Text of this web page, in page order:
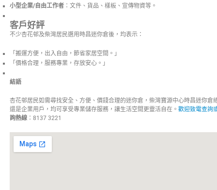
小型企業/自由工作者 ：文件、貨品、樣板、宣傳物資等。
客戶好評
不少杏花邨及柴灣居民選用時昌迷你倉後，均表示：
「搬運方便，出入自由，節省家居空間。」
「價格合理，服務專業，存放安心。」
結語
杏花邨居民如需尋找安全、方便、價錢合理的迷你倉，柴灣寶源中心時昌迷你倉
還是企業用戶，均可享受專業儲存服務，讓生活空間更靈活自在。 歡迎致電查詢
詢熱線 ：8137 3221